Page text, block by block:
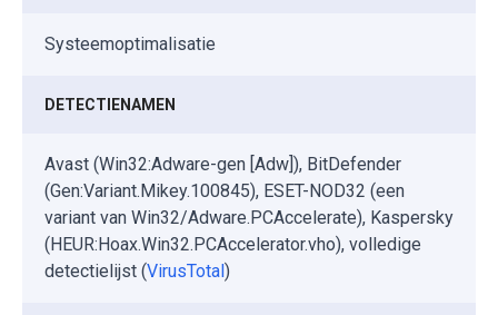
Systeemoptimalisatie
DETECTIENAMEN
Avast (Win32:Adware-gen [Adw]), BitDefender
(Gen:Variant.Mikey.100845), ESET-NOD32 (een
variant van Win32/Adware.PCAccelerate), Kaspersky
(HEUR:Hoax.Win32.PCAccelerator.vho), volledige
detectielijst (VirusTotal)